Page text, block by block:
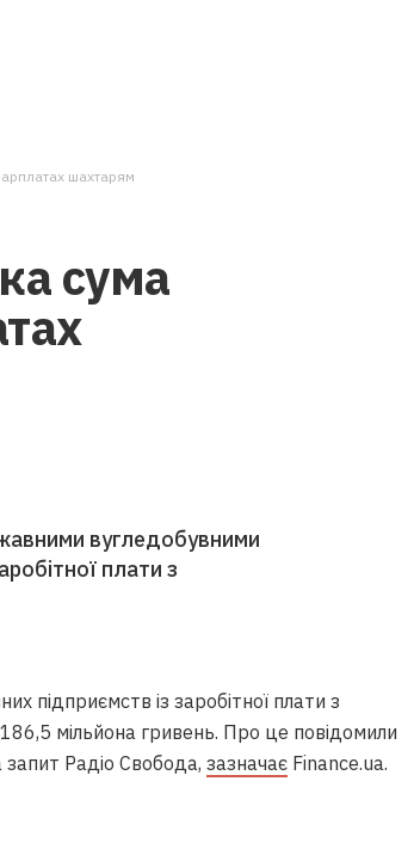
шахтарям
сума
вугледобувними
плати з
підприємств із заробітної плати з
мільйона гривень. Про це повідомили
запит Радіо Свобода, зазначає Finance.ua.